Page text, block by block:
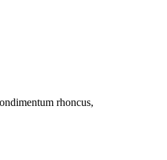
rhoncus,